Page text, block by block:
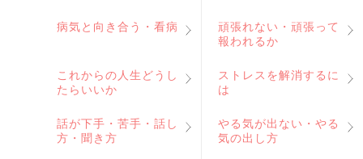
病気と向き合う・看病
頑張れない・頑張って
報われるか
これからの人生どうし
たらいいか
ストレスを解消するに
は
話が下手・苦手・話し
方・聞き方
やる気が出ない・やる
気の出し方